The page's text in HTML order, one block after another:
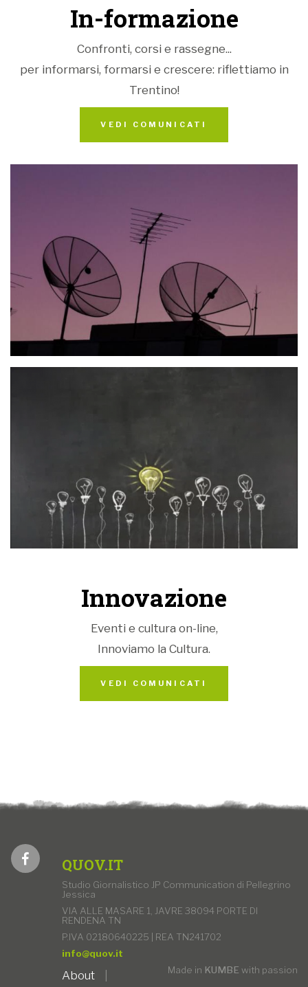
In-formazione
Confronti, corsi e rassegne...
per informarsi, formarsi e crescere: riflettiamo in
Trentino!
VEDI COMUNICATI
Innovazione
Eventi e cultura on-line,
Innoviamo la Cultura.
VEDI COMUNICATI
QUOV.IT
Studio Giornalistico JP Communication di Pellegrino
Jessica
VIA ALLE MASARE 1, JAVRE 38094 PORTE DI
RENDENA TN
P.IVA 02180640225 | REA TN241702
info@quov.it
Made in KUMBE with passion
About